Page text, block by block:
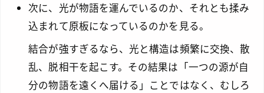
次に、光が物語を運んでいるのか、それとも揉み
込まれて原板になっているのかを見る。
結合が強すぎるなら、光と構造は頻繁に交換、散
乱、脱相干を起こす。その結果は「一つの源が自
分の物語を遠くへ届ける」ことではなく、むしろ